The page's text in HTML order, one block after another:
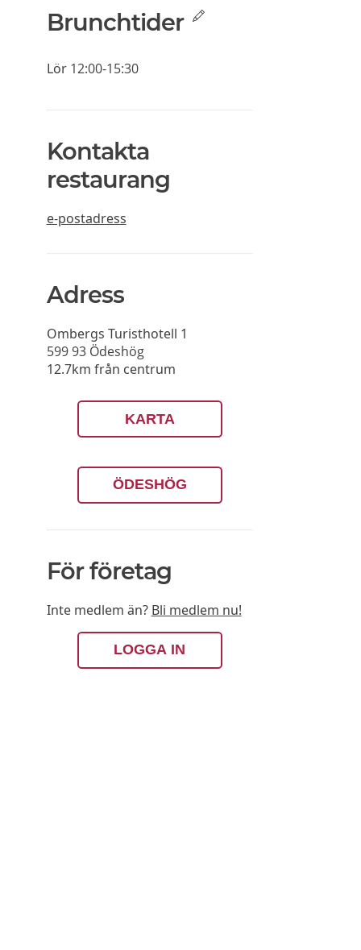
Brunchtider
Lör 12:00-15:30
Kontakta
restaurang
e-postadress
Adress
Ombergs Turisthotell 1
599 93 Ödeshög
12.7km från centrum
KARTA
ÖDESHÖG
För företag
Inte medlem än? Bli medlem nu!
LOGGA IN